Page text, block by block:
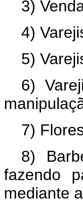
3)
4)
5)
6)
7)
8)
fazendo
mediante